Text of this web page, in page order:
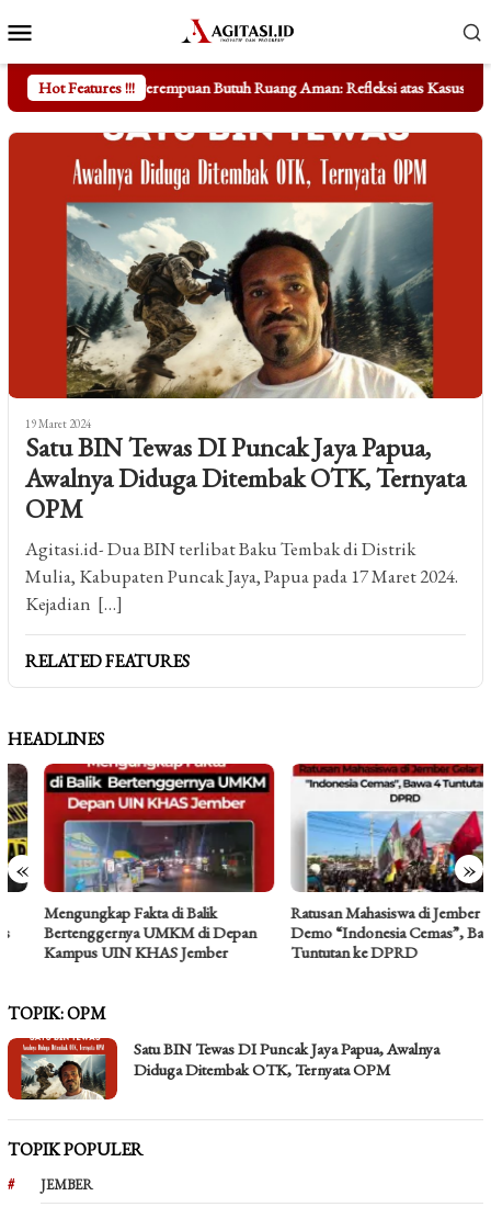
ke
kontenMobile
Hot Features !!!
Butuh Ruang Aman: Refleksi atas Kasus Taufik Hidayat
19 Maret 2024
Satu BIN Tewas DI Puncak Jaya Papua,
Awalnya Diduga Ditembak OTK, Ternyata
OPM
Agitasi.id- Dua BIN terlibat Baku Tembak di Distrik
Mulia, Kabupaten Puncak Jaya, Papua pada 17 Maret 2024.
Kejadian […]
RELATED FEATURES
HEADLINES
« »
Mengungkap Fakta di Balik
Bertenggernya UMKM di Depan
Kampus UIN KHAS Jember
Ratusan Mahasiswa di Jember Gelar
Demo “Indonesia Cemas”, Bawa 4
Tuntutan ke DPRD
TOPIK:OPM
Satu BIN Tewas DI Puncak Jaya Papua, Awalnya
Diduga Ditembak OTK, Ternyata OPM
TOPIK POPULER
JEMBER